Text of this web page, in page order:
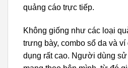
quảng cáo trực tiếp.
Không giống như các loại
trưng bày, combo sổ da và
dụng rất cao. Người dùng sử